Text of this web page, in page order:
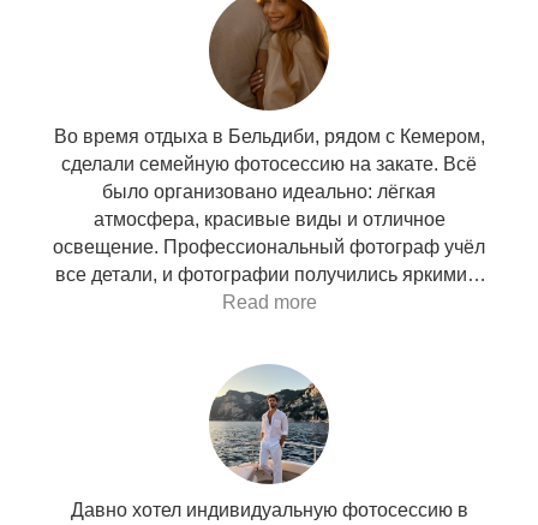
Во время отдыха в Бельдиби, рядом с Кемером,
сделали семейную фотосессию на закате. Всё
было организовано идеально: лёгкая
атмосфера, красивые виды и отличное
освещение. Профессиональный фотограф учёл
все детали, и фотографии получились яркими и
стильными. Теперь у нас чудесная память о
Read more
Давно хотел индивидуальную фотосессию в